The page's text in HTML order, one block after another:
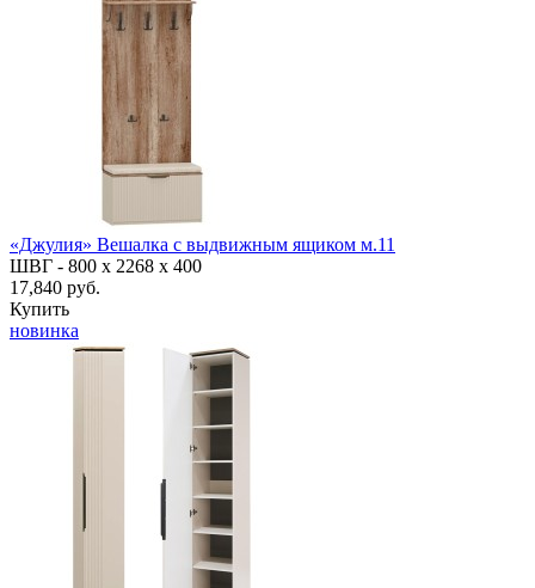
«Джулия» Вешалка с выдвижным ящиком м.11
ШВГ - 800 х 2268 х 400
17,840 руб.
Купить
новинка